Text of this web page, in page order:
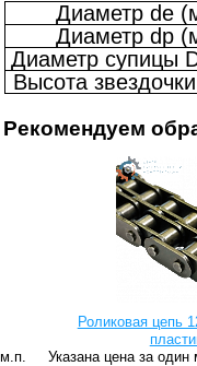
Диаметр de
Диаметр dp
Диаметр супицы
Высота
Рекомендуем
Роликовая цепь
Указана цена за